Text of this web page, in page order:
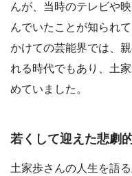
んが、当時のテレビや
んでいたことが知られ
かけての芸能界では、
れる時代でもあり、土
めていました。
若くして迎えた悲劇
土家歩さんの人生を語